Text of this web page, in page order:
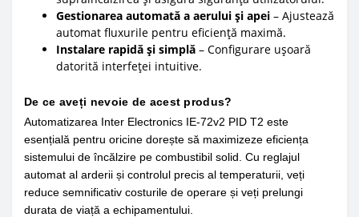
Gestionarea automată a aerului și apei – Ajustează
automat fluxurile pentru eficiență maximă.
Instalare rapidă și simplă – Configurare ușoară
datorită interfeței intuitive.
De ce aveți nevoie de acest produs?
Automatizarea Inter Electronics IE-72v2 PID T2 este
esențială pentru oricine dorește să maximizeze eficiența
sistemului de încălzire pe combustibil solid. Cu reglajul
automat al arderii și controlul precis al temperaturii, veți
reduce semnificativ costurile de operare și veți prelungi
durata de viață a echipamentului.